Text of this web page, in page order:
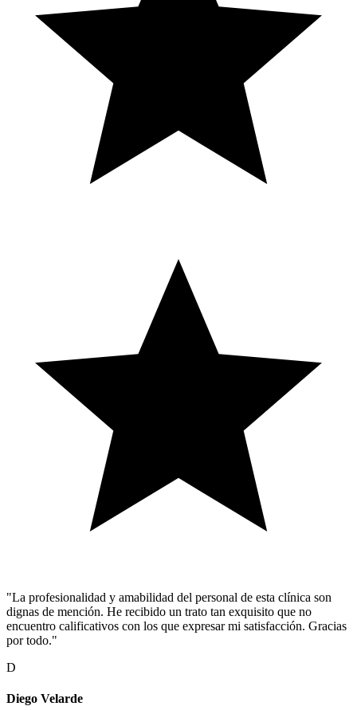
"La profesionalidad y amabilidad del personal de esta clínica son
dignas de mención. He recibido un trato tan exquisito que no
encuentro calificativos con los que expresar mi satisfacción. Gracias
por todo."
D
Diego Velarde